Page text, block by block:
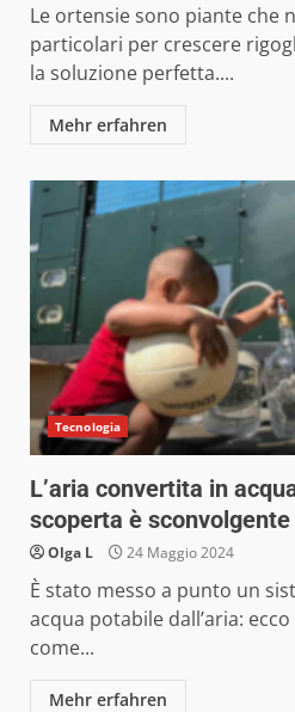
Le ortensie sono piante che
particolari per crescere
la soluzione perfetta....
Mehr erfahren
Tecnologia
L’aria convertita in
scoperta è sconvolgente
Olga L 24 Maggio 2024
È stato messo a punto un
acqua potabile dall’aria:
come...
Mehr erfahren